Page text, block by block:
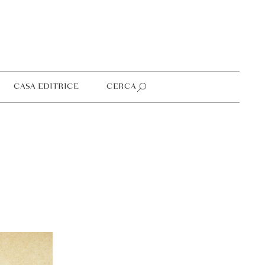
CASA EDITRICE CERCA